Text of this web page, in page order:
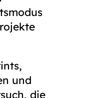
und
die